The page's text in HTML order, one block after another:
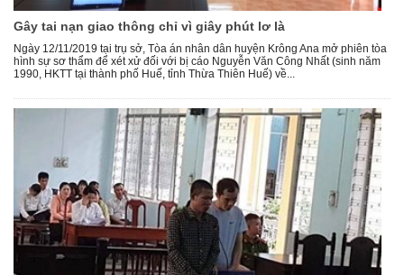
Gây tai nạn giao thông chỉ vì giây phút lơ là
Ngày 12/11/2019 tại trụ sở, Tòa án nhân dân huyện Krông Ana mở phiên tòa
hình sự sơ thẩm để xét xử đối với bị cáo Nguyễn Văn Công Nhất (sinh năm
1990, HKTT tại thành phố Huế, tỉnh Thừa Thiên Huế) về...